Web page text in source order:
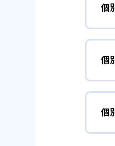
個
が
を
個
小
希
個
ど
ヒ
個